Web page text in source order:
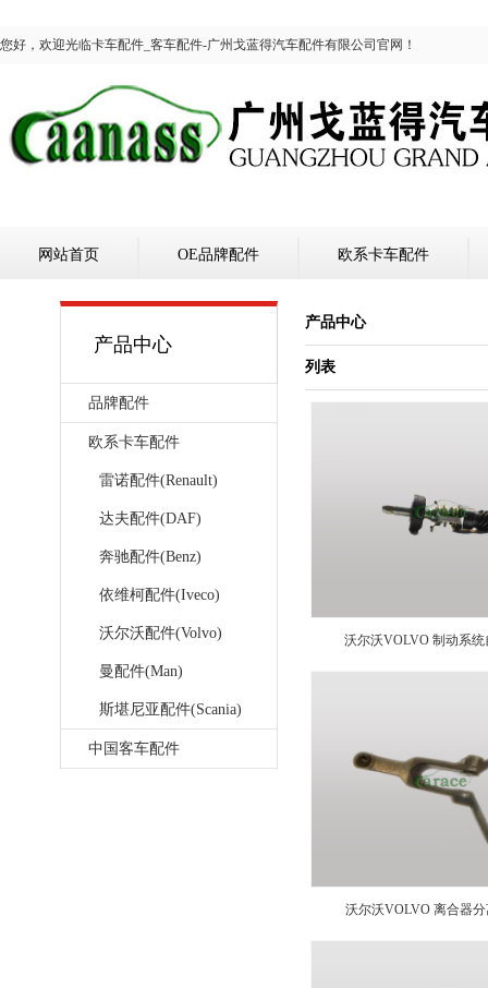
您好，欢迎光临卡车配件_客车配件-广州戈蓝得汽车配件有限公司官网！
网站首页 OE品牌配件 欧系卡车配件
产品中心
品牌配件
欧系卡车配件
雷诺配件(Renault)
达夫配件(DAF)
奔驰配件(Benz)
依维柯配件(Iveco)
沃尔沃配件(Volvo)
曼配件(Man)
斯堪尼亚配件(Scania)
中国客车配件
产品中心
列表
沃尔沃VOLVO 制动系
3090997
沃尔沃VOLVO 离合器分